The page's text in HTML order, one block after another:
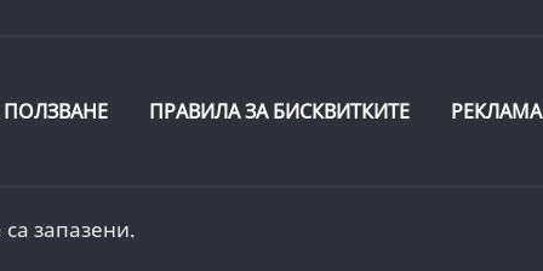
ПРАВИЛА ЗА БИСКВИТКИТЕ РЕКЛАМА
са запазени.